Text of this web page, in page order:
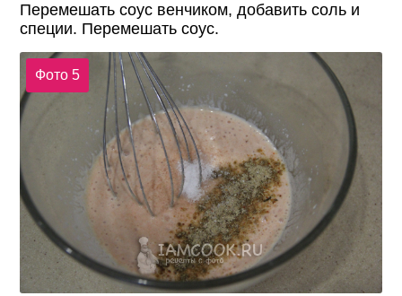
Перемешать соус венчиком, добавить соль и
специи. Перемешать соус.
Фото 5